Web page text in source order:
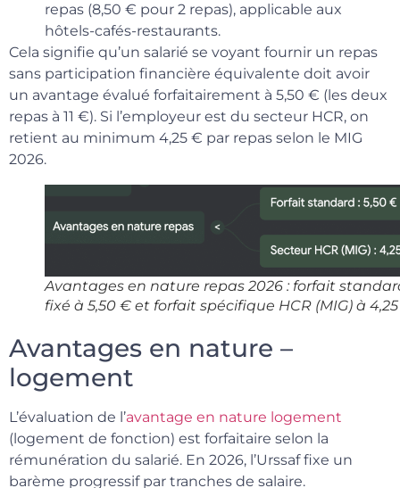
repas (8,50 € pour 2 repas), applicable aux
hôtels-cafés-restaurants.
Cela signifie qu’un salarié se voyant fournir un repas
sans participation financière équivalente doit avoir
un avantage évalué forfaitairement à 5,50 € (les deux
repas à 11 €). Si l’employeur est du secteur HCR, on
retient au minimum 4,25 € par repas selon le MIG
2026.
Avantages en nature repas 2026 : forfait
fixé à 5,50 € et forfait spécifique HCR (MIG) à
Avantages en nature –
logement
L’évaluation de l’avantage en nature logement
(logement de fonction) est forfaitaire selon la
rémunération du salarié. En 2026, l’Urssaf fixe un
barème progressif par tranches de salaire.